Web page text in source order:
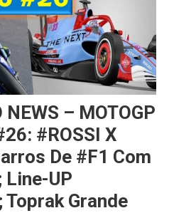
– MOTOGP
#ROSSI X
De #F1 Com
Line-UP
Toprak Grande